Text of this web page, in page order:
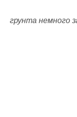
грунта немного